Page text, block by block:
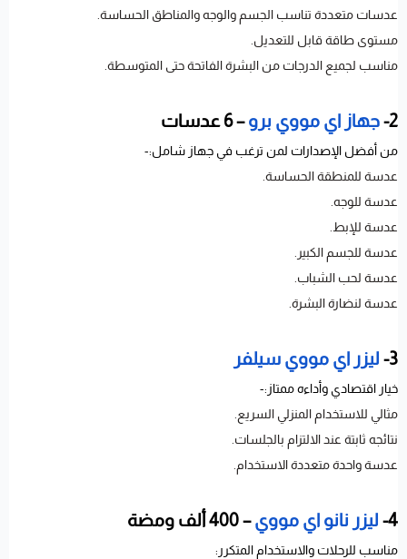
عدسات متعددة تناسب الجسم والوجه والمناطق الحساسة.
مستوى طاقة قابل للتعديل.
مناسب لجميع الدرجات من البشرة الفاتحة حتى المتوسطة.
2- جهاز اي مووي برو– 6 عدسات
من أفضل الإصدارات لمن ترغب في جهاز شامل:-
عدسة للمنطقة الحساسة.
عدسة للوجه.
عدسة للإبط.
عدسة للجسم الكبير.
عدسة لحب الشباب.
عدسة لنضارة البشرة.
3- ليزر اي مووي سيلفر
خيار اقتصادي وأداءه ممتاز:-
مثالي للاستخدام المنزلي السريع.
نتائجه ثابتة عند الالتزام بالجلسات.
عدسة واحدة متعددة الاستخدام.
4- ليزر نانو اي مووي– 400 ألف ومضة
مناسب للرحلات والاستخدام المتكرر: